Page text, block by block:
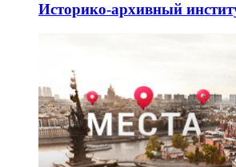
Историко-архивный